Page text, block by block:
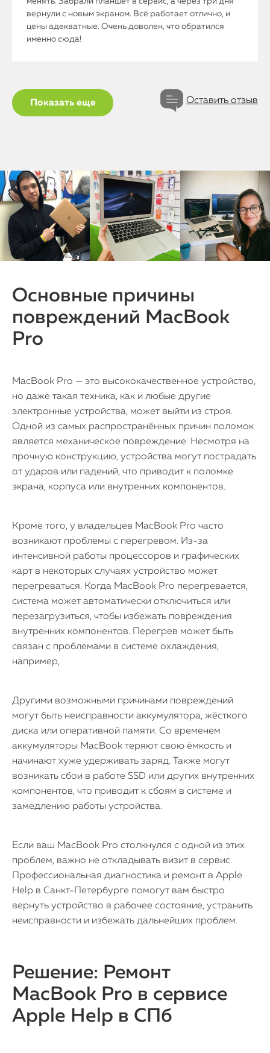
iPhone
О нас
Контакты
Статьи
вернули с новым экраном. Всё работает отлично, и
цены адекватные. Очень доволен, что обратился
именно сюда!
Показать еще Оставить отзыв
Основные причины
повреждений MacBook
Pro
MacBook Pro — это высококачественное устройство,
но даже такая техника, как и любые другие
электронные устройства, может выйти из строя.
Одной из самых распространённых причин поломок
является механическое повреждение. Несмотря на
прочную конструкцию, устройства могут пострадать
от ударов или падений, что приводит к поломке
экрана, корпуса или внутренних компонентов.
Кроме того, у владельцев MacBook Pro часто
возникают проблемы с перегревом. Из-за
интенсивной работы процессоров и графических
карт в некоторых случаях устройство может
перегреваться. Когда MacBook Pro перегревается,
система может автоматически отключиться или
перезагрузиться, чтобы избежать повреждения
внутренних компонентов. Перегрев может быть
связан с проблемами в системе охлаждения,
например,
Другими возможными причинами повреждений
могут быть неисправности аккумулятора, жёсткого
диска или оперативной памяти. Со временем
аккумуляторы MacBook теряют свою ёмкость и
начинают хуже удерживать заряд. Также могут
возникать сбои в работе SSD или других внутренних
компонентов, что приводит к сбоям в системе и
замедлению работы устройства.
Если ваш MacBook Pro столкнулся с одной из этих
проблем, важно не откладывать визит в сервис.
Профессиональная диагностика и ремонт в Apple
Help в Санкт-Петербурге помогут вам быстро
вернуть устройство в рабочее состояние, устранить
неисправности и избежать дальнейших проблем.
Решение: Ремонт
MacBook Pro в сервисе
Apple Help в СПб